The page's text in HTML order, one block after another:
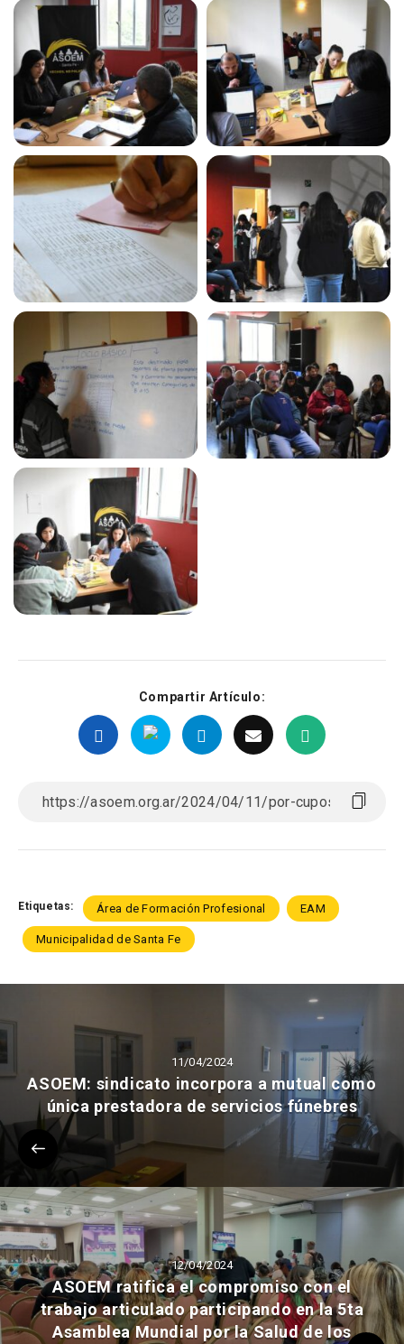
Compartir Artículo:
Etiquetas: Área de Formación Profesional EAM
Municipalidad de Santa Fe
11/04/2024
ASOEM: sindicato incorpora a mutual como
única prestadora de servicios fúnebres
12/04/2024
ASOEM ratifica el compromiso con el
trabajo articulado participando en la 5ta
Asamblea Mundial por la Salud de los